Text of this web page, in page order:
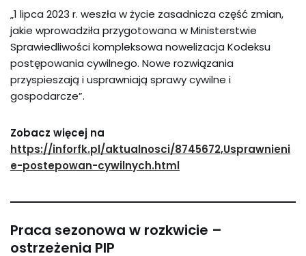
„1 lipca 2023 r. weszła w życie zasadnicza część zmian,
jakie wprowadziła przygotowana w Ministerstwie
Sprawiedliwości kompleksowa nowelizacja Kodeksu
postępowania cywilnego. Nowe rozwiązania
przyspieszają i usprawniają sprawy cywilne i
gospodarcze”.
Zobacz więcej na
https://inforfk.pl/aktualnosci/8745672,Usprawnieni
e-postepowan-cywilnych.html
Praca sezonowa w rozkwicie –
ostrzeżenia PIP